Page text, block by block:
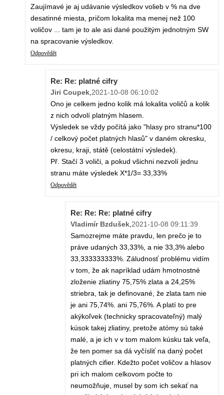
Zaujímavé je aj udávanie výsledkov volieb v % na dve
desatinné miesta, pričom lokalita ma menej než 100
voličov ... tam je to ale asi dané použitým jednotným SW
na spracovanie výsledkov.
Odpovědět
Re: Re: platné cifry
Jiri Coupek 2021-10-08 06:10:02
Ono je celkem jedno kolik má lokalita voličů a kolik
z nich odvolí platným hlasem.
Výsledek se vždy počítá jako "hlasy pro stranu*100
/ celkový počet platných hlasů" v daném okresku,
okresu, kraji, státě (celostátní výsledek).
Př. Stačí 3 voliči, a pokud všichni nezvolí jednu
stranu máte výsledek X*1/3= 33,33%
Odpovědět
Re: Re: Re: platné cifry
Vladimír Bzdušek 2021-10-08 09:11:39
Samozrejme máte pravdu, len prečo je to
práve udaných 33,33%, a nie 33,3% alebo
33,333333333%. Záludnosť problému vidím
v tom, že ak napríklad udám hmotnostné
zloženie zliatiny 75,75% zlata a 24,25%
striebra, tak je definované, že zlata tam nie
je ani 75,74%. ani 75,76%. A platí to pre
akýkoľvek (technicky spracovateľný) malý
kúsok takej zliatiny, pretože atómy sú také
malé, a je ich v v tom malom kúsku tak veľa,
že ten pomer sa dá vyčísliť na daný počet
platných cifier. Kdežto počet voličov a hlasov
pri ich malom celkovom počte to
neumožňuje, musel by som ich sekať na